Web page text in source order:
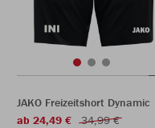
JAKO Freizeitshort Dynamic
ab 24,49 €
34,99 €